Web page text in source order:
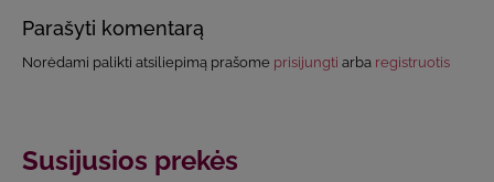
Parašyti komentarą
Norėdami palikti atsiliepimą prašome prisijungti arba registruotis
Susijusios prekės